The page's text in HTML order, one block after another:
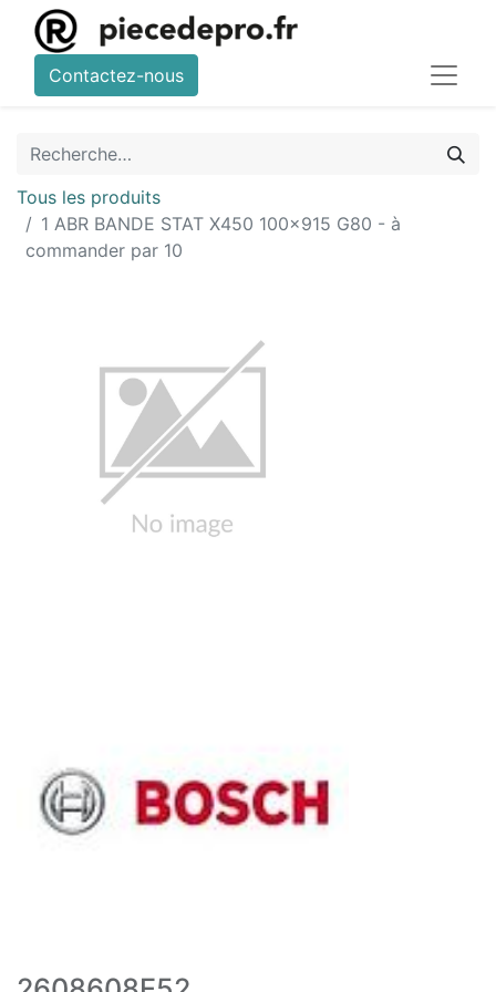
Contactez-nous
Tous les produits
1 ABR BANDE STAT X450 100x915 G80 - à
commander par 10